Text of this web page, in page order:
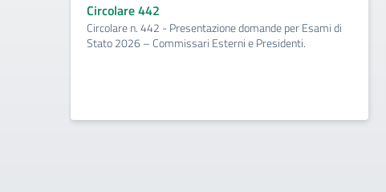
Circolare 442
Circolare n. 442 - Presentazione domande per Esami di
Stato 2026 – Commissari Esterni e Presidenti.